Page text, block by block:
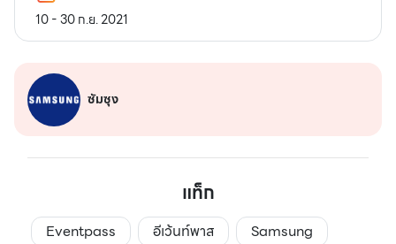
10 - 30 ก.ย. 2021
ซัมซุง
แท็ก
Eventpass อีเว้นท์พาส
Samsung